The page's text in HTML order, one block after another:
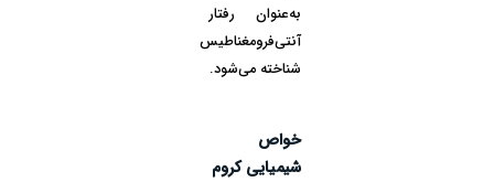
به‌عنوان رفتار
آنتی‌فرومغناطیس
شناخته می‌شود.
خواص
شیمیایی کروم